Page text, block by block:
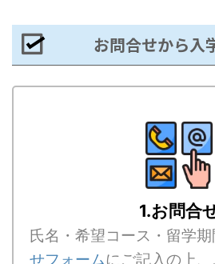
お問合せから入
1.お問合
氏名・希望コース・留学
せフォームにご記入の上